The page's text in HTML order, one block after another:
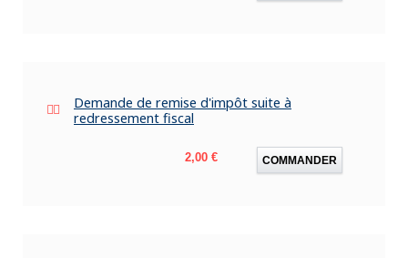
Demande de remise d'impôt suite à
redressement fiscal
Prix
2,00 € COMMANDER